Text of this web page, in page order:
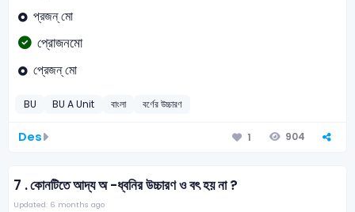
প্রজন্ মো
প্রোজনমো
প্রেজন্ মো
BU BU A Unit বাংলা বর্ণের উচ্চারণ
Des 1 904
7 .কোনটিতে আদ্য অ -ধ্বনির উচ্চারণ ও বৎ হয় না ?
Updated: 6 months ago